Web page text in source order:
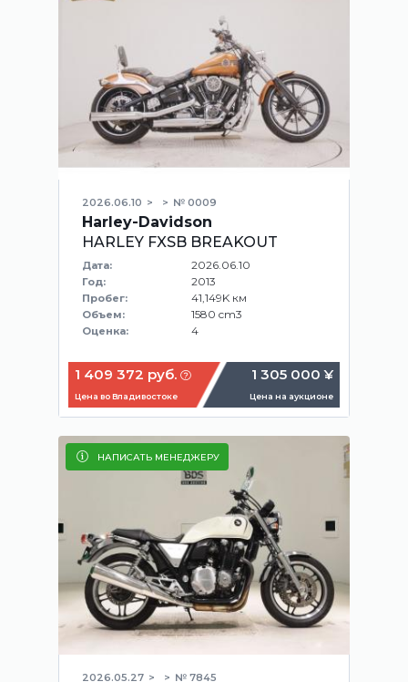
2026.06.10 № 0009
Harley-Davidson
HARLEY FXSB BREAKOUT
Дата: 2026.06.10
Год: 2013
Пробег: 41,149K км
Объем: 1580 cm3
Оценка: 4
1 409 372 руб.
Цена во Владивостоке
1 305 000 ¥
Цена на аукционе
НАПИСАТЬ МЕНЕДЖЕРУ
2026.05.27 № 7845